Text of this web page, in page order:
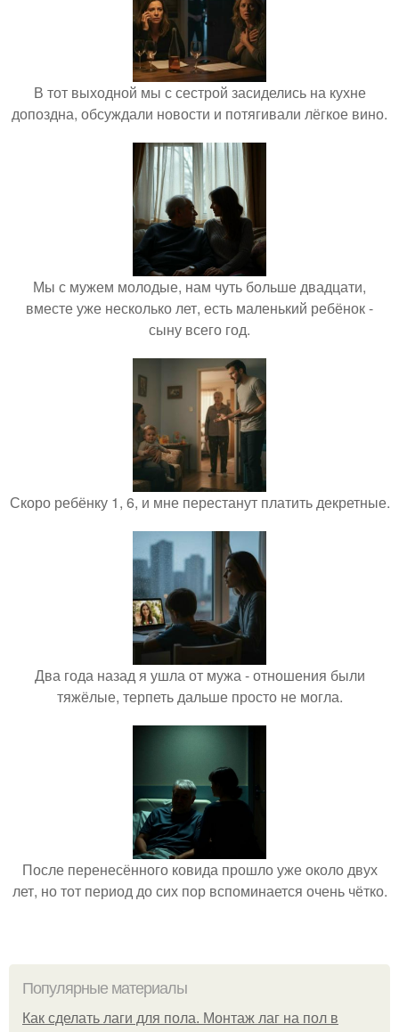
В тот выходной мы с сестрой засиделись на кухне
допоздна, обсуждали новости и потягивали лёгкое вино.
Мы с мужем молодые, нам чуть больше двадцати,
вместе уже несколько лет, есть маленький ребёнок -
сыну всего год.
Скоро ребёнку 1, 6, и мне перестанут платить декретные.
Два года назад я ушла от мужа - отношения были
тяжёлые, терпеть дальше просто не могла.
После перенесённого ковида прошло уже около двух
лет, но тот период до сих пор вспоминается очень чётко.
Популярные материалы
Как сделать лаги для пола. Монтаж лаг на пол в